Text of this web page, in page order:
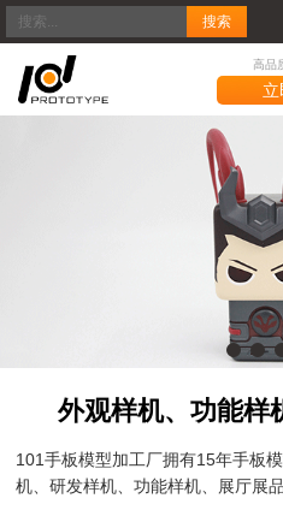
搜索
高品
外观样机、功能样
101手板模型加工厂拥有15年手板
机、研发样机、功能样机、展厅展